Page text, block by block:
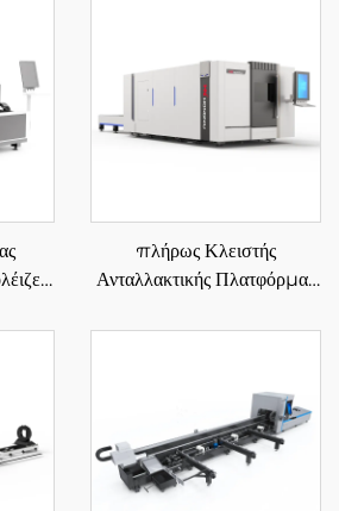
πλήρως Κλειστής
Ανταλλακτικής Πλατφόρμας
3015GA